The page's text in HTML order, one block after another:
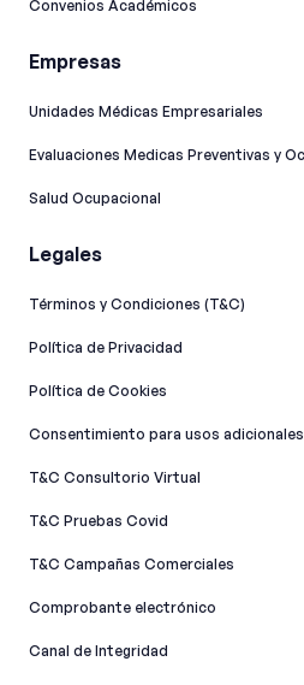
Convenios Académicos
Empresas
Unidades Médicas Empresariales
Evaluaciones Medicas Preventivas y
Salud Ocupacional
Legales
Términos y Condiciones (T&C)
Política de Privacidad
Política de Cookies
Consentimiento para usos adicionales
T&C Consultorio Virtual
T&C Pruebas Covid
T&C Campañas Comerciales
Comprobante electrónico
Canal de Integridad​